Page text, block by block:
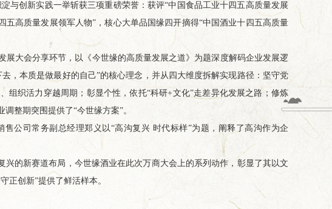
与创新实践一举斩获三项重磅荣誉：获评“中国食品工业十四五高质量发展
高质量发展领军人物”，核心大单品国缘四开摘得“中国酒业十四五高质量
展大会分享环节，以《今世缘的高质量发展之道》为题深度解码企业发展逻
，本质是做最好的自己”的核心理念，并从四大维度拆解实现路径：坚守党
组织活力穿越周期；彰显个性，依托“科研+文化”走差异化发展之路；修炼
整期突围提供了“今世缘方案”。
公司常务副总经理郑义以“高沟复兴 时代标样”为题，阐释了高沟作为企
的新赛道布局，今世缘酒业在此次万商大会上的系列动作，彰显了其以文
正创新”提供了鲜活样本。